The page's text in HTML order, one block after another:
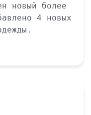
новый более
4 новых